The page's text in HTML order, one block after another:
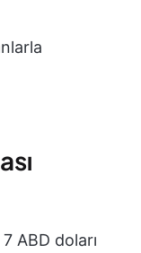
7 ABD doları